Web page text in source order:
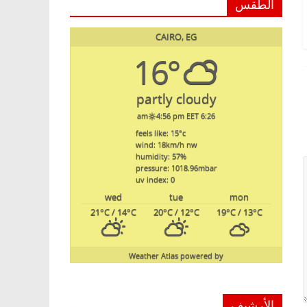
الطقس
CAIRO, EG
16°
partly cloudy
6:26 am
4:56 pm EET
feels like: 15°c
wind: 18km/h nw
humidity: 57%
pressure: 1018.96mbar
uv index: 0
mon
tue
wed
19°C/ 13°C
20°C/ 12°C
21°C/ 14°C
powered by
Weather Atlas